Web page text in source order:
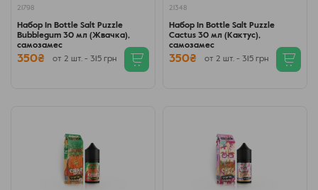
21798
Набор In Bottle Salt Puzzle
Bubblegum 30 мл (Жвачка),
самозамес
350₴ от 2 шт. - 315 грн
21348
Набор In Bottle Salt Puzzle
Cactus 30 мл (Кактус),
самозамес
350₴ от 2 шт. - 315 грн